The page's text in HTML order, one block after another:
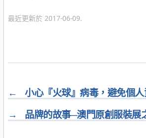
最近更新於 2017-06-09.
←
小心『火球』病毒，避免個人
→
品牌的故事─澳門原創服裝展